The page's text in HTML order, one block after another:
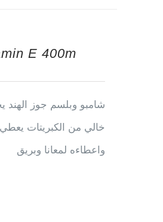
E 400m
شامبو وبلسم جوز الهند
خالي من الكبريتات
واعطاءه لمعانا وبريق